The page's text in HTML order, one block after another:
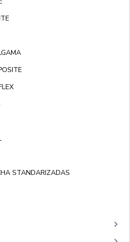
STANDARIZADAS
keyboard_arrow_right